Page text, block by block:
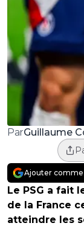
ParGuillaume
Ajouter comme
Le PSG a fait
de la France
atteindre les